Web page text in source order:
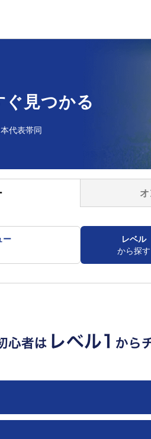
ぐ見つかる
代表帯同
ー
レベル
から探す